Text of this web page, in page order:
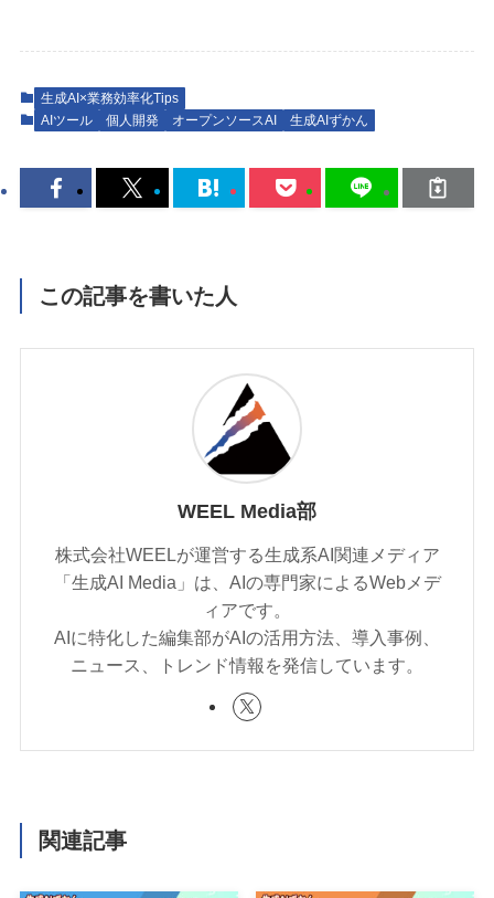
生成AI×業務効率化Tips
AIツール
個人開発 オープンソースAI 生成AIずかん
この記事を書いた人
WEEL Media部
株式会社WEELが運営する生成系AI関連メディア
「生成AI Media」は、AIの専門家によるWebメデ
ィアです。
AIに特化した編集部がAIの活用方法、導入事例、
ニュース、トレンド情報を発信しています。
関連記事